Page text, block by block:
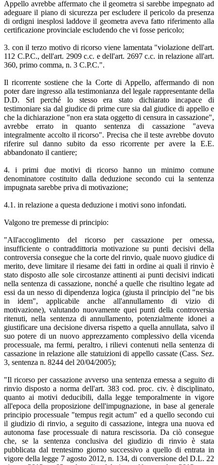
Appello avrebbe affermato che il geometra si sarebbe impegnato ad
adeguare il piano di sicurezza per escludere il pericolo da presenza
di ordigni inesplosi laddove il geometra aveva fatto riferimento alla
certificazione provinciale escludendo che vi fosse pericolo;
3. con il terzo motivo di ricorso viene lamentata "violazione dell'art.
112 C.P.C., dell'art. 2909 c.c. e dell'art. 2697 c.c. in relazione all'art.
360, primo comma, n. 3 C.P.C.".
Il ricorrente sostiene che la Corte di Appello, affermando di non
poter dare ingresso alla testimonianza del legale rappresentante della
D.D. Srl perché lo stesso era stato dichiarato incapace di
testimoniare sia dal giudice di prime cure sia dal giudice di appello e
che la dichiarazione "non era stata oggetto di censura in cassazione",
avrebbe errato in quanto sentenza di cassazione "aveva
integralmente accolto il ricorso". Precisa che il teste avrebbe dovuto
riferire sul danno subito da esso ricorrente per avere la E.E.
abbandonato il cantiere;
4. i primi due motivi di ricorso hanno un minimo comune
denominatore costituito dalla deduzione secondo cui la sentenza
impugnata sarebbe priva di motivazione;
4.1. in relazione a questa deduzione i motivi sono infondati.
Valgono tre premesse di principio:
"All'accoglimento del ricorso per cassazione per omessa,
insufficiente o contraddittoria motivazione su punti decisivi della
controversia consegue che la corte del rinvio, quale nuovo giudice di
merito, deve limitare il riesame dei fatti in ordine ai quali il rinvio è
stato disposto alle sole circostanze attinenti ai punti decisivi indicati
nella sentenza di cassazione, nonché a quelle che risultino legate ad
essi da un nesso di dipendenza logica (giusta il principio del "ne bis
in idem", applicabile anche all'annullamento di vizio di
motivazione), valutando nuovamente quei punti della controversia
ritenuti, nella sentenza di annullamento, potenzialmente idonei a
giustificare una decisione diversa rispetto a quella annullata, salvo il
suo potere di un nuovo apprezzamento complessivo della vicenda
processuale, ma fermi, peraltro, i rilievi contenuti nella sentenza di
cassazione in relazione alle statuizioni di appello cassate (Cass. Sez.
3, sentenza n. 8244 del 20/04/2005);
"Il ricorso per cassazione avverso una sentenza emessa a seguito di
rinvio disposto a norma dell'art. 383 cod. proc. civ. è disciplinato,
quanto ai motivi deducibili, dalla legge temporalmente in vigore
all'epoca della proposizione dell'impugnazione, in base al generale
principio processuale "tempus regit actum" ed a quello secondo cui
il giudizio di rinvio, a seguito di cassazione, integra una nuova ed
autonoma fase processuale di natura rescissoria. Da ciò consegue
che, se la sentenza conclusiva del giudizio di rinvio è stata
pubblicata dal trentesimo giorno successivo a quello di entrata in
vigore della legge 7 agosto 2012, n. 134, di conversione del D.L. 22